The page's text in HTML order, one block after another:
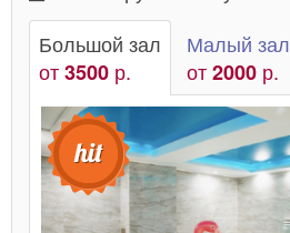
Большой зал
от3500 р.
Малый зал
от2000 р.